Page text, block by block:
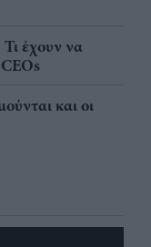
έχουν να
και οι